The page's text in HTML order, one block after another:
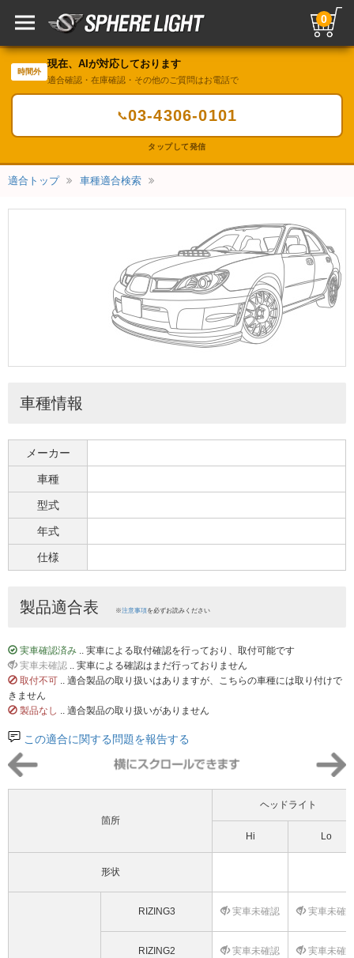
0
時間外
現在、AIが対応しております
適合確認・在庫確認・その他のご質問はお電話で
📞03-4306-0101
タップして発信
適合トップ 車種適合検索
車種情報
メーカー
車種
型式
年式
仕様
製品適合表 ※注意事項を必ずお読みください
実車確認済み .. 実車による取付確認を行っており、取付可能です
実車未確認 .. 実車による確認はまだ行っておりません
取付不可 .. 適合製品の取り扱いはありますが、こちらの車種には取り付けで
きません
製品なし .. 適合製品の取り扱いがありません
この適合に関する問題を報告する
箇所
ヘッドライト
Hi Lo
形状
RIZING3 実車未確認 実車未確
RIZING2 実車未確認 実車未確